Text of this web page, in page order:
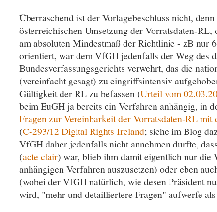
Überraschend ist der Vorlagebeschluss nicht,
österreichischen Umsetzung der Vorratsdaten-
am absoluten Mindestmaß der Richtlinie - zB nur
orientiert, war dem VfGH jedenfalls der Weg des
Bundesverfassungsgerichts verwehrt, das die
(vereinfacht gesagt) zu eingriffsintensiv
Gültigkeit der RL zu befassen (Urteil vom
beim EuGH ja bereits ein Verfahren anhängig, in
Fragen zur Vereinbarkeit der Vorratsdaten-RL mit
(C-293/12 Digital Rights Ireland; siehe im Blog
VfGH daher jedenfalls nicht annehmen durfte,
(acte clair) war, blieb ihm damit eigentlich nur die
anhängigen Verfahren auszusetzen) oder eben
(wobei der VfGH natürlich, wie desen Präsident
wird, "mehr und detailliertere Fragen" aufwerfe